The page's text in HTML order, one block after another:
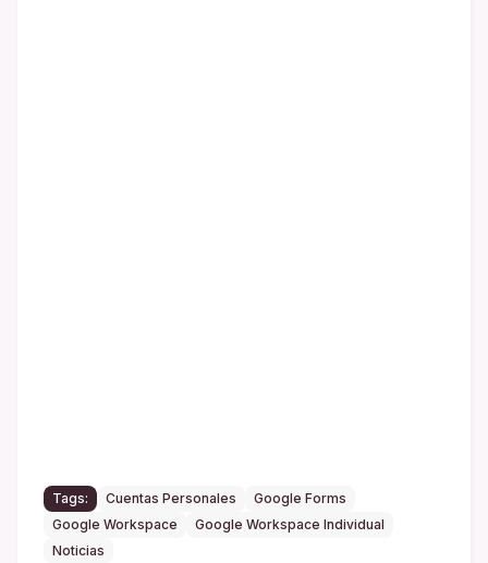
Tags: Cuentas Personales
Google Forms
Google Workspace
Google Workspace Individual
Noticias